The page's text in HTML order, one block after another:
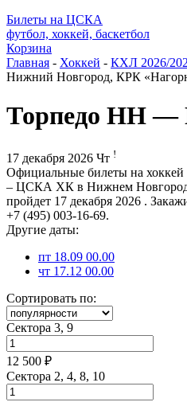
Билеты на ЦСКА
футбол, хоккей, баскетбол
Корзина
Главная - Хоккей - КХЛ 2026/
Нижний Новгород, КРК
Торпедо НН
17 декабря 2026 Чт !
Официальные билеты на
– ЦСКА ХК в Нижнем
пройдет 17 декабря 2026 .
+7 (495) 003-16-69.
Другие даты:
пт 18.09 00.00
чт 17.12 00.00
Сортировать по:
Сектора 3, 9
12 500 ₽
Сектора 2, 4, 8, 10